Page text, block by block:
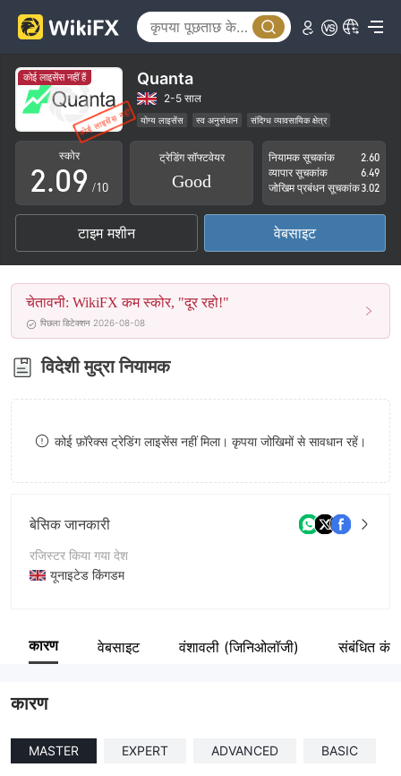
कोई लाइसेंस नहीं हैं Quanta
2-5 साल
योग्य लाइसेंस स्व अनुसंधान
संदिग्ध व्यावसायिक क्षेत्र
उच्च संभावित विस्तार
स्कोर
0
1
2
3
4
5
6
7
8
9
.0
1
2
3
4
5
6
7
5
6
7
8
9 /10
ट्रेडिंग सॉफ्टवेयर
Good
नियामक सूचकांक
2.60
व्यापार सूचकांक
6.49
जोखिम प्रबंधन सूचकांक3.02
टाइम मशीन वेबसाइट
चेतावनी: WikiFX कम स्कोर, "दूर रहो!"
पिछला डिटेक्शन 2026-08-08
विदेशी मुद्रा नियामक
कोई फ़ॉरेक्स ट्रेडिंग लाइसेंस नहीं मिला। कृपया जोखिमों से सावधान रहें।
बेसिक जानकारी
रजिस्टर किया गया देश
यूनाइटेड किंगडम
कंपनी का नाम
कारण वेबसाइट वंशावली (जिनिओलॉजी) संबंधित
कारण
MASTER EXPERT ADVANCED BASIC